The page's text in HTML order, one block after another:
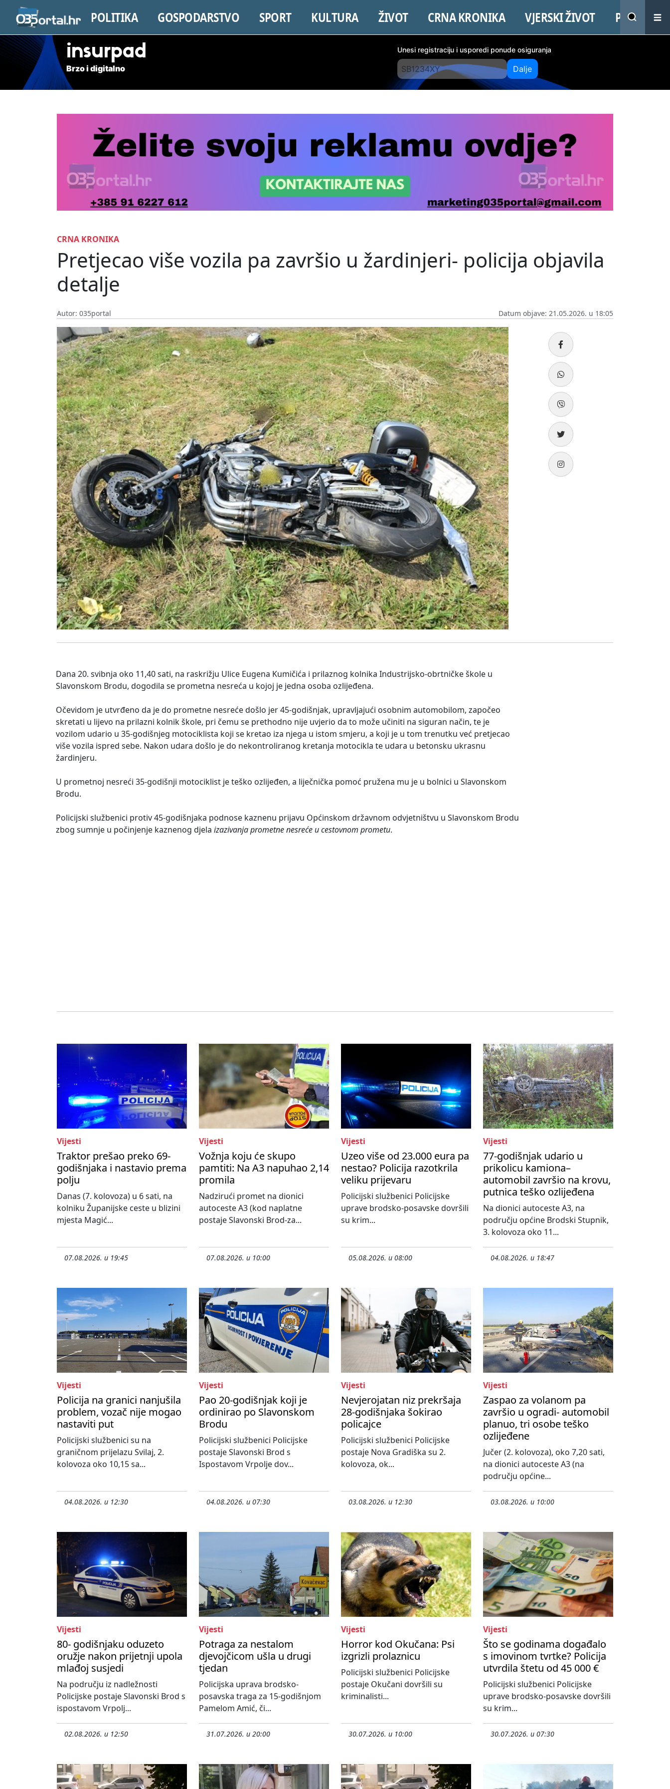
POLITIKA GOSPODARSTVO SPORT KULTURA ŽIVOT CRNA KRONIKA VJERSKI ŽIVOT PROMO
insurpad
Brzo i digitalno
Unesi registraciju i usporedi ponude osiguranja
Dalje
CRNA KRONIKA
Pretjecao više vozila pa završio u žardinjeri- policija objavila
detalje
Autor: 035portal Datum objave: 21.05.2026. u 18:05
Dana 20. svibnja oko 11,40 sati, na raskrižju Ulice Eugena Kumičića i prilaznog kolnika Industrijsko-obrtničke škole u
Slavonskom Brodu, dogodila se prometna nesreća u kojoj je jedna osoba ozlijeđena.
Očevidom je utvrđeno da je do prometne nesreće došlo jer 45-godišnjak, upravljajući osobnim automobilom, započeo
skretati u lijevo na prilazni kolnik škole, pri čemu se prethodno nije uvjerio da to može učiniti na siguran način, te je
vozilom udario u 35-godišnjeg motociklista koji se kretao iza njega u istom smjeru, a koji je u tom trenutku već pretjecao
više vozila ispred sebe. Nakon udara došlo je do nekontroliranog kretanja motocikla te udara u betonsku ukrasnu
žardinjeru.
U prometnoj nesreći 35-godišnji motociklist je teško ozlijeđen, a liječnička pomoć pružena mu je u bolnici u Slavonskom
Brodu.
Policijski službenici protiv 45-godišnjaka podnose kaznenu prijavu Općinskom državnom odvjetništvu u Slavonskom Brodu
zbog sumnje u počinjenje kaznenog djela izazivanja prometne nesreće u cestovnom prometu.
Vijesti
Traktor prešao preko 69-
godišnjaka i nastavio prema
polju
Danas (7. kolovoza) u 6 sati, na
kolniku Županijske ceste u blizini
mjesta Magić...
07.08.2026. u 19:45
Vijesti
Vožnja koju će skupo
pamtiti: Na A3 napuhao 2,14
promila
Nadzirući promet na dionici
autoceste A3 (kod naplatne
postaje Slavonski Brod-za...
07.08.2026. u 10:00
Vijesti
Uzeo više od 23.000 eura pa
nestao? Policija razotkrila
veliku prijevaru
Policijski službenici Policijske
uprave brodsko-posavske dovršili
su krim...
05.08.2026. u 08:00
Vijesti
77-godišnjak udario u
prikolicu kamiona–
automobil završio na krovu,
putnica teško ozlijeđena
Na dionici autoceste A3, na
području općine Brodski Stupnik,
3. kolovoza oko 11...
04.08.2026. u 18:47
Vijesti
Policija na granici nanjušila
problem, vozač nije mogao
nastaviti put
Policijski službenici su na
graničnom prijelazu Svilaj, 2.
kolovoza oko 10,15 sa...
04.08.2026. u 12:30
Vijesti
Pao 20-godišnjak koji je
ordinirao po Slavonskom
Brodu
Policijski službenici Policijske
postaje Slavonski Brod s
Ispostavom Vrpolje dov...
04.08.2026. u 07:30
Vijesti
Nevjerojatan niz prekršaja
28-godišnjaka šokirao
policajce
Policijski službenici Policijske
postaje Nova Gradiška su 2.
kolovoza, ok...
03.08.2026. u 12:30
Vijesti
Zaspao za volanom pa
završio u ogradi- automobil
planuo, tri osobe teško
ozlijeđene
Jučer (2. kolovoza), oko 7,20 sati,
na dionici autoceste A3 (na
području općine...
03.08.2026. u 10:00
Vijesti
80- godišnjaku oduzeto
oružje nakon prijetnji upola
mlađoj susjedi
Na području iz nadležnosti
Policijske postaje Slavonski Brod s
ispostavom Vrpolj...
02.08.2026. u 12:50
Vijesti
Potraga za nestalom
djevojčicom ušla u drugi
tjedan
Policijska uprava brodsko-
posavska traga za 15-godišnjom
Pamelom Amić, či...
31.07.2026. u 20:00
Vijesti
Horror kod Okučana: Psi
izgrizli prolaznicu
Policijski službenici Policijske
postaje Okučani dovršili su
kriminalisti...
30.07.2026. u 10:00
Vijesti
Što se godinama događalo
s imovinom tvrtke? Policija
utvrdila štetu od 45 000 €
Policijski službenici Policijske
uprave brodsko-posavske dovršili
su krim...
30.07.2026. u 07:30